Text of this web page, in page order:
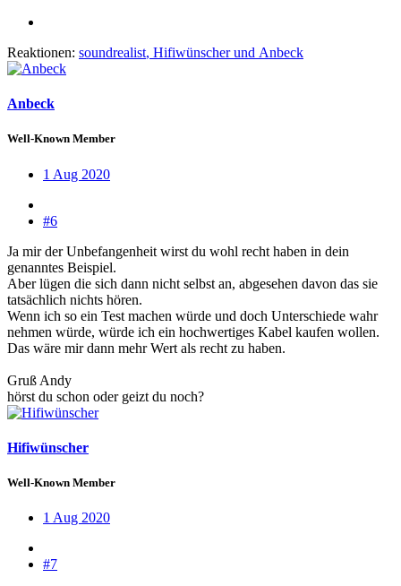
Reaktionen: soundrealist, Hifiwünscherund Anbeck
Anbeck
Well-Known Member
1 Aug 2020
#6
Ja mir der Unbefangenheit wirst du wohl recht haben in dein
genanntes Beispiel.
Aber lügen die sich dann nicht selbst an, abgesehen davon das sie
tatsächlich nichts hören.
Wenn ich so ein Test machen würde und doch Unterschiede wahr
nehmen würde, würde ich ein hochwertiges Kabel kaufen wollen.
Das wäre mir dann mehr Wert als recht zu haben.
Gruß Andy
hörst du schon oder geizt du noch?
Hifiwünscher
Well-Known Member
1 Aug 2020
#7